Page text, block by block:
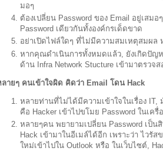
มอๆ
ต้องเปลี่ยน Password ของ Email อยู่เส
Password เดียวกันทั้งองค์กรเด็ดขาด
อย่าเปิดไฟล์ใดๆ ที่ไม่มีความสมเหตุสมผล
หากคุณดำเนินการทั้งหมดแล้ว, ยังเกิดปัญ
ด้าน Infra Network Stucture เข้ามาตรวจ
ายๆ คนเข้าใจผิด คิดว่า Email โดน Hack
หลายท่านที่ไม่ได้มีความเข้าใจในเรื่อง
คือ Hacker เข้าไปขโมย Password ในเค
หลายๆคน พยายามเปลี่ยน Password เป็น
Hack เข้ามาในอีเมล์ได้อีก เพราะว่า ไว
ใหม่เข้าไปใน Outlook หรือ ในเว็บไซต์,